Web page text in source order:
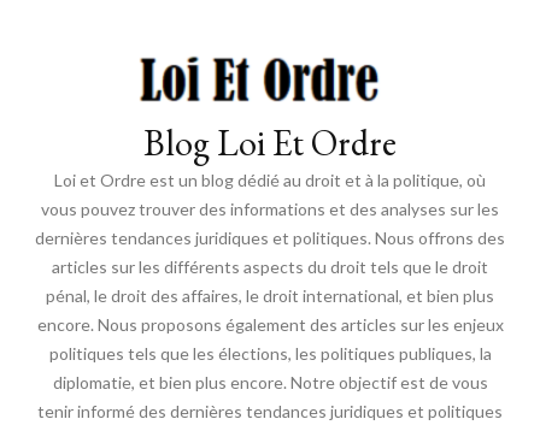
Blog Loi Et Ordre
Loi et Ordre est un blog dédié au droit et à la politique, où
vous pouvez trouver des informations et des analyses sur les
dernières tendances juridiques et politiques. Nous offrons des
articles sur les différents aspects du droit tels que le droit
pénal, le droit des affaires, le droit international, et bien plus
encore. Nous proposons également des articles sur les enjeux
politiques tels que les élections, les politiques publiques, la
diplomatie, et bien plus encore. Notre objectif est de vous
tenir informé des dernières tendances juridiques et politiques